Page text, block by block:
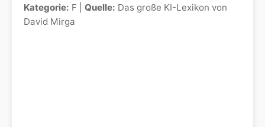
Kategorie: F | Quelle: Das große KI-Lexikon von
David Mirga